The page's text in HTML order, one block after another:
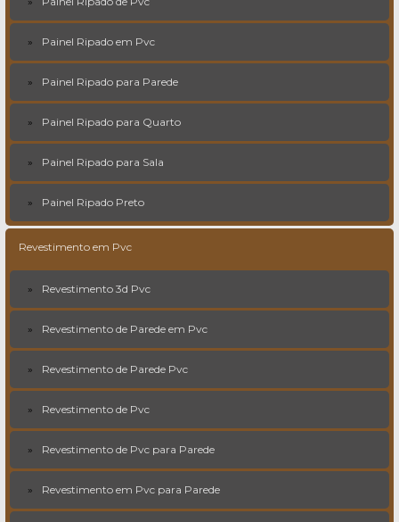
Painel Ripado em Pvc
Painel Ripado para Parede
Painel Ripado para Quarto
Painel Ripado para Sala
Painel Ripado Preto
Revestimento em Pvc
Revestimento 3d Pvc
Revestimento de Parede em Pvc
Revestimento de Parede Pvc
Revestimento de Pvc
Revestimento de Pvc para Parede
Revestimento em Pvc para Parede